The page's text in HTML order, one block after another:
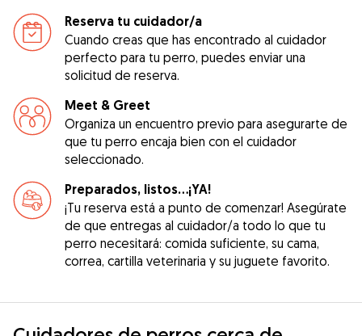
Reserva tu cuidador/a
Cuando creas que has encontrado al cuidador
perfecto para tu perro, puedes enviar una
solicitud de reserva.
Meet & Greet
Organiza un encuentro previo para asegurarte de
que tu perro encaja bien con el cuidador
seleccionado.
Preparados, listos...¡YA!
¡Tu reserva está a punto de comenzar! Asegúrate
de que entregas al cuidador/a todo lo que tu
perro necesitará: comida suficiente, su cama,
correa, cartilla veterinaria y su juguete favorito.